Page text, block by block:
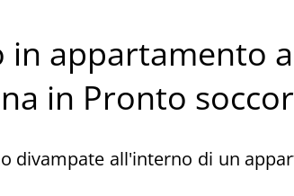
in appartamento
in Pronto
divampate all'interno di un